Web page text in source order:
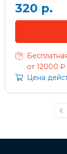
320 р.
от 12000 ₽
Цена